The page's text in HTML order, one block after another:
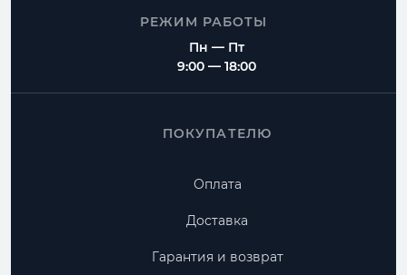
РЕЖИМ РАБОТЫ
Пн — Пт
9:00 — 18:00
ПОКУПАТЕЛЮ
Оплата
Доставка
Гарантия и возврат